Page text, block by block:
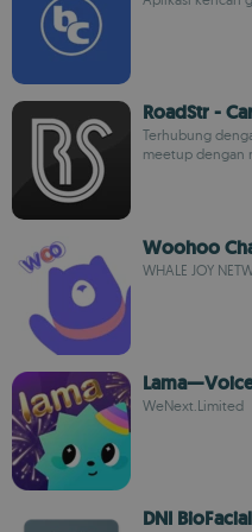
RoadStr -
Terhubung
meetup dengan
Woohoo
WHALE JOY
WeNext.Limited
DNI BioFacial